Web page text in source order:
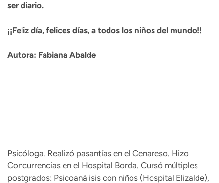
ser diario.
¡¡Feliz día, felices días, a todos los niños del mundo!!
Autora: Fabiana Abalde
Psicóloga. Realizó pasantías en el Cenareso. Hizo
Concurrencias en el Hospital Borda. Cursó múltiples
postgrados: Psicoanálisis con niños (Hospital Elizalde),